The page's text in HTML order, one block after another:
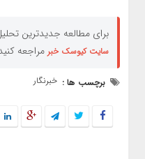
برای مطالعه جدیدترین
سایت کیوسک خبر مراجعه
برچسب ها : خبرنگار